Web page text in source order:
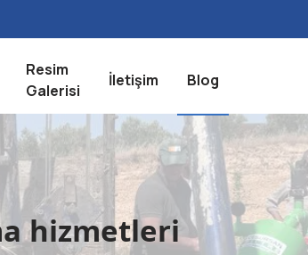
hizmetleri
Resim
Galerisi
İletişim Blog